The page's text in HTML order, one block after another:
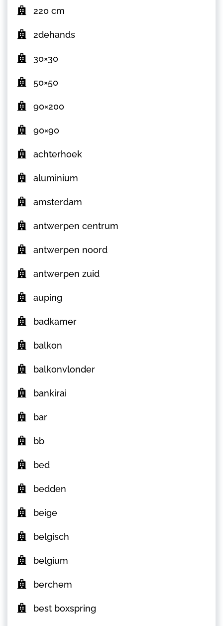
220 cm
2dehands
30×30
50×50
90×200
90×90
achterhoek
aluminium
amsterdam
antwerpen centrum
antwerpen noord
antwerpen zuid
auping
badkamer
balkon
balkonvlonder
bankirai
bar
bb
bed
bedden
beige
belgisch
belgium
berchem
best boxspring